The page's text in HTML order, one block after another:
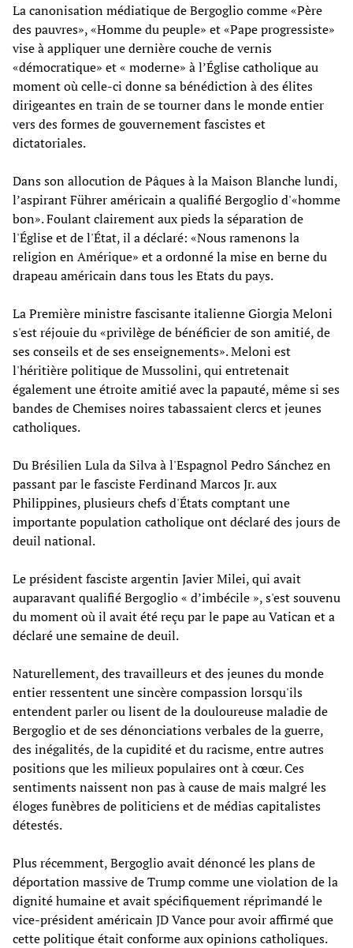
La canonisation médiatique de Bergoglio comme «Père
des pauvres», «Homme du peuple» et «Pape progressiste»
vise à appliquer une dernière couche de vernis
«démocratique» et « moderne» à l’Église catholique au
moment où celle-ci donne sa bénédiction à des élites
dirigeantes en train de se tourner dans le monde entier
vers des formes de gouvernement fascistes et
dictatoriales.
Dans son allocution de Pâques à la Maison Blanche lundi,
l’aspirant Führer américain a qualifié Bergoglio d'«homme
bon». Foulant clairement aux pieds la séparation de
l'Église et de l'État, il a déclaré: «Nous ramenons la
religion en Amérique» et a ordonné la mise en berne du
drapeau américain dans tous les Etats du pays.
La Première ministre fascisante italienne Giorgia Meloni
s'est réjouie du «privilège de bénéficier de son amitié, de
ses conseils et de ses enseignements». Meloni est
l'héritière politique de Mussolini, qui entretenait
également une étroite amitié avec la papauté, même si ses
bandes de Chemises noires tabassaient clercs et jeunes
catholiques.
Du Brésilien Lula da Silva à l'Espagnol Pedro Sánchez en
passant par le fasciste Ferdinand Marcos Jr. aux
Philippines, plusieurs chefs d'États comptant une
importante population catholique ont déclaré des jours de
deuil national.
Le président fasciste argentin Javier Milei, qui avait
auparavant qualifié Bergoglio « d’imbécile », s'est souvenu
du moment où il avait été reçu par le pape au Vatican et a
déclaré une semaine de deuil.
Naturellement, des travailleurs et des jeunes du monde
entier ressentent une sincère compassion lorsqu'ils
entendent parler ou lisent de la douloureuse maladie de
Bergoglio et de ses dénonciations verbales de la guerre,
des inégalités, de la cupidité et du racisme, entre autres
positions que les milieux populaires ont à cœur. Ces
sentiments naissent non pas à cause de mais malgré les
éloges funèbres de politiciens et de médias capitalistes
détestés.
Plus récemment, Bergoglio avait dénoncé les plans de
déportation massive de Trump comme une violation de la
dignité humaine et avait spécifiquement réprimandé le
vice-président américain JD Vance pour avoir affirmé que
cette politique était conforme aux opinions catholiques.